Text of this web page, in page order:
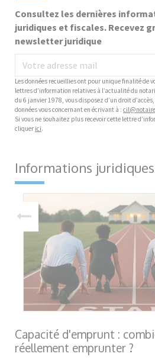
Consultez les dernières
juridiques et fiscales. Recevez
newsletter juridique
Les données recueillies ont pour unique finalité de
lettres d’information relatives à l’actualité du
du 6 janvier 1978, vous disposez d’un droit
données vous concernant en écrivant à :
Si vous ne souhaitez plus recevoir cette lettre
cliquer ici.
Informations juridiques
Capacité d'emprunt :
réellement emprunter ?